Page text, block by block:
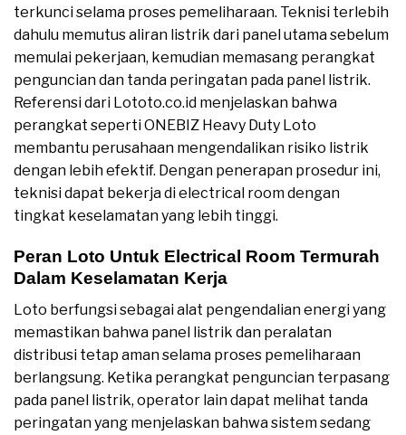
terkunci selama proses pemeliharaan. Teknisi terlebih
dahulu memutus aliran listrik dari panel utama sebelum
memulai pekerjaan, kemudian memasang perangkat
penguncian dan tanda peringatan pada panel listrik.
Referensi dari Lototo.co.id menjelaskan bahwa
perangkat seperti ONEBIZ Heavy Duty Loto
membantu perusahaan mengendalikan risiko listrik
dengan lebih efektif. Dengan penerapan prosedur ini,
teknisi dapat bekerja di electrical room dengan
tingkat keselamatan yang lebih tinggi.
Peran Loto Untuk Electrical Room Termurah
Dalam Keselamatan Kerja
Loto berfungsi sebagai alat pengendalian energi yang
memastikan bahwa panel listrik dan peralatan
distribusi tetap aman selama proses pemeliharaan
berlangsung. Ketika perangkat penguncian terpasang
pada panel listrik, operator lain dapat melihat tanda
peringatan yang menjelaskan bahwa sistem sedang